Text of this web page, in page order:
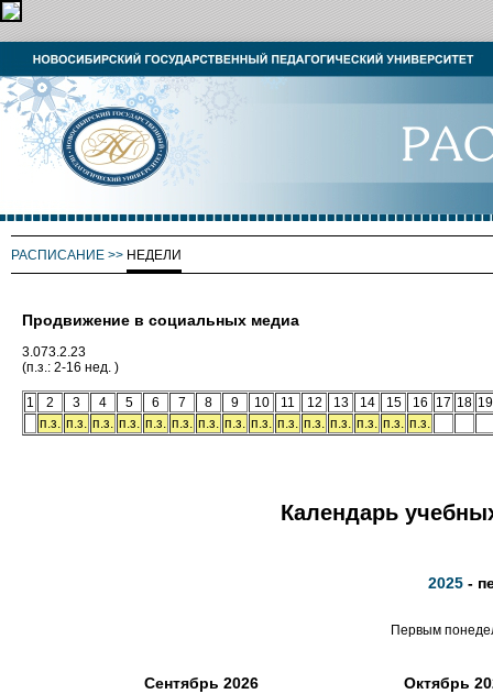
РАСПИСАНИЕ >> НЕДЕЛИ
Продвижение в социальных медиа
3.073.2.23
(п.з.: 2-16 нед. )
1 2 3 4 5 6 7 8 9 10 11 12 13 14 15 16 17 18 19
п.з. п.з. п.з. п.з. п.з. п.з. п.з. п.з. п.з. п.з. п.з. п.з. п.з. п.з. п.з.
Календарь
2025 -
Первым
Сентябрь 2026 Октябрь